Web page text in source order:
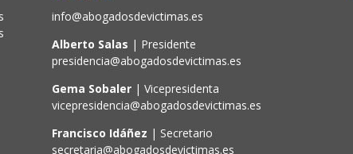
info@abogadosdevictimas.es
Alberto Salas | Presidente
presidencia@abogadosdevictimas.es
Gema Sobaler | Vicepresidenta
vicepresidencia@abogadosdevictimas.es
Francisco Idáñez | Secretario
secretaria@abogadosdevictimas.es